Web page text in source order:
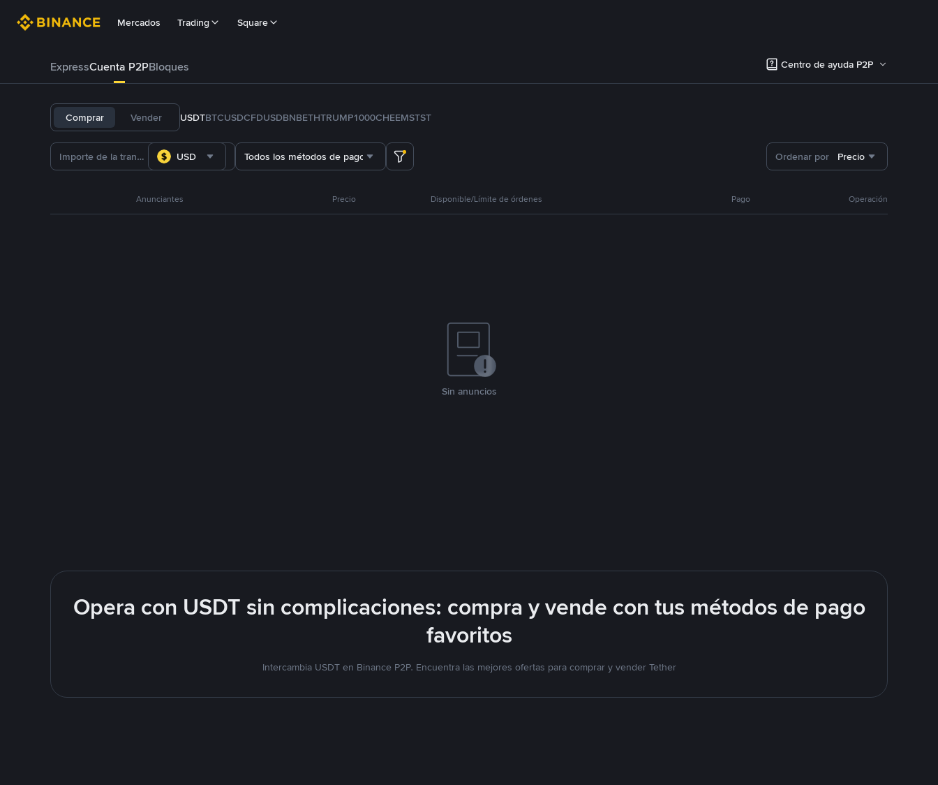
Mercados Trading Square
ExpressCuenta P2PBloques Centro de ayuda P2P
Comprar Vender USDTBTCUSDCFDUSDBNBETHTRUMP1000CHEEMSTST
USD Todos los métodos de pago Ordenar por Precio
Anunciantes Precio Disponible/Límite de órdenes Pago Operación
Sin anuncios
Opera con USDT sin complicaciones: compra y vende con tus métodos de pago
favoritos
Intercambia USDT en Binance P2P. Encuentra las mejores ofertas para comprar y vender Tether